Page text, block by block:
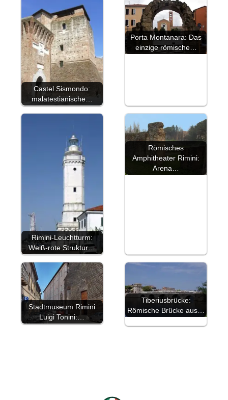
Castel Sismondo:
malatestianische…
Porta Montanara: Das
einzige römische…
Rimini-Leuchtturm:
Weiß-rote Struktur…
Römisches
Amphitheater Rimini:
Arena…
Stadtmuseum Rimini
Luigi Tonini:…
Tiberiusbrücke:
Römische Brücke aus…